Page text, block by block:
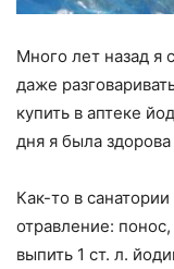
Много лет назад я
даже
купить в аптеке
дня я была здорова
Как-то в
отравление:
выпить 1 ст. л.